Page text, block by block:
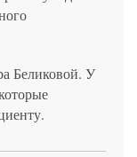
Беликовой. У